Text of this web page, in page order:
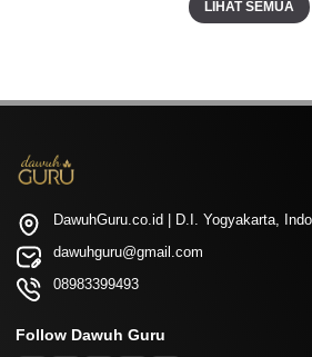
LIHAT SEMUA
DawuhGuru.co.id | D.I. Yogyakarta,
dawuhguru@gmail.com
08983399493
Follow Dawuh Guru